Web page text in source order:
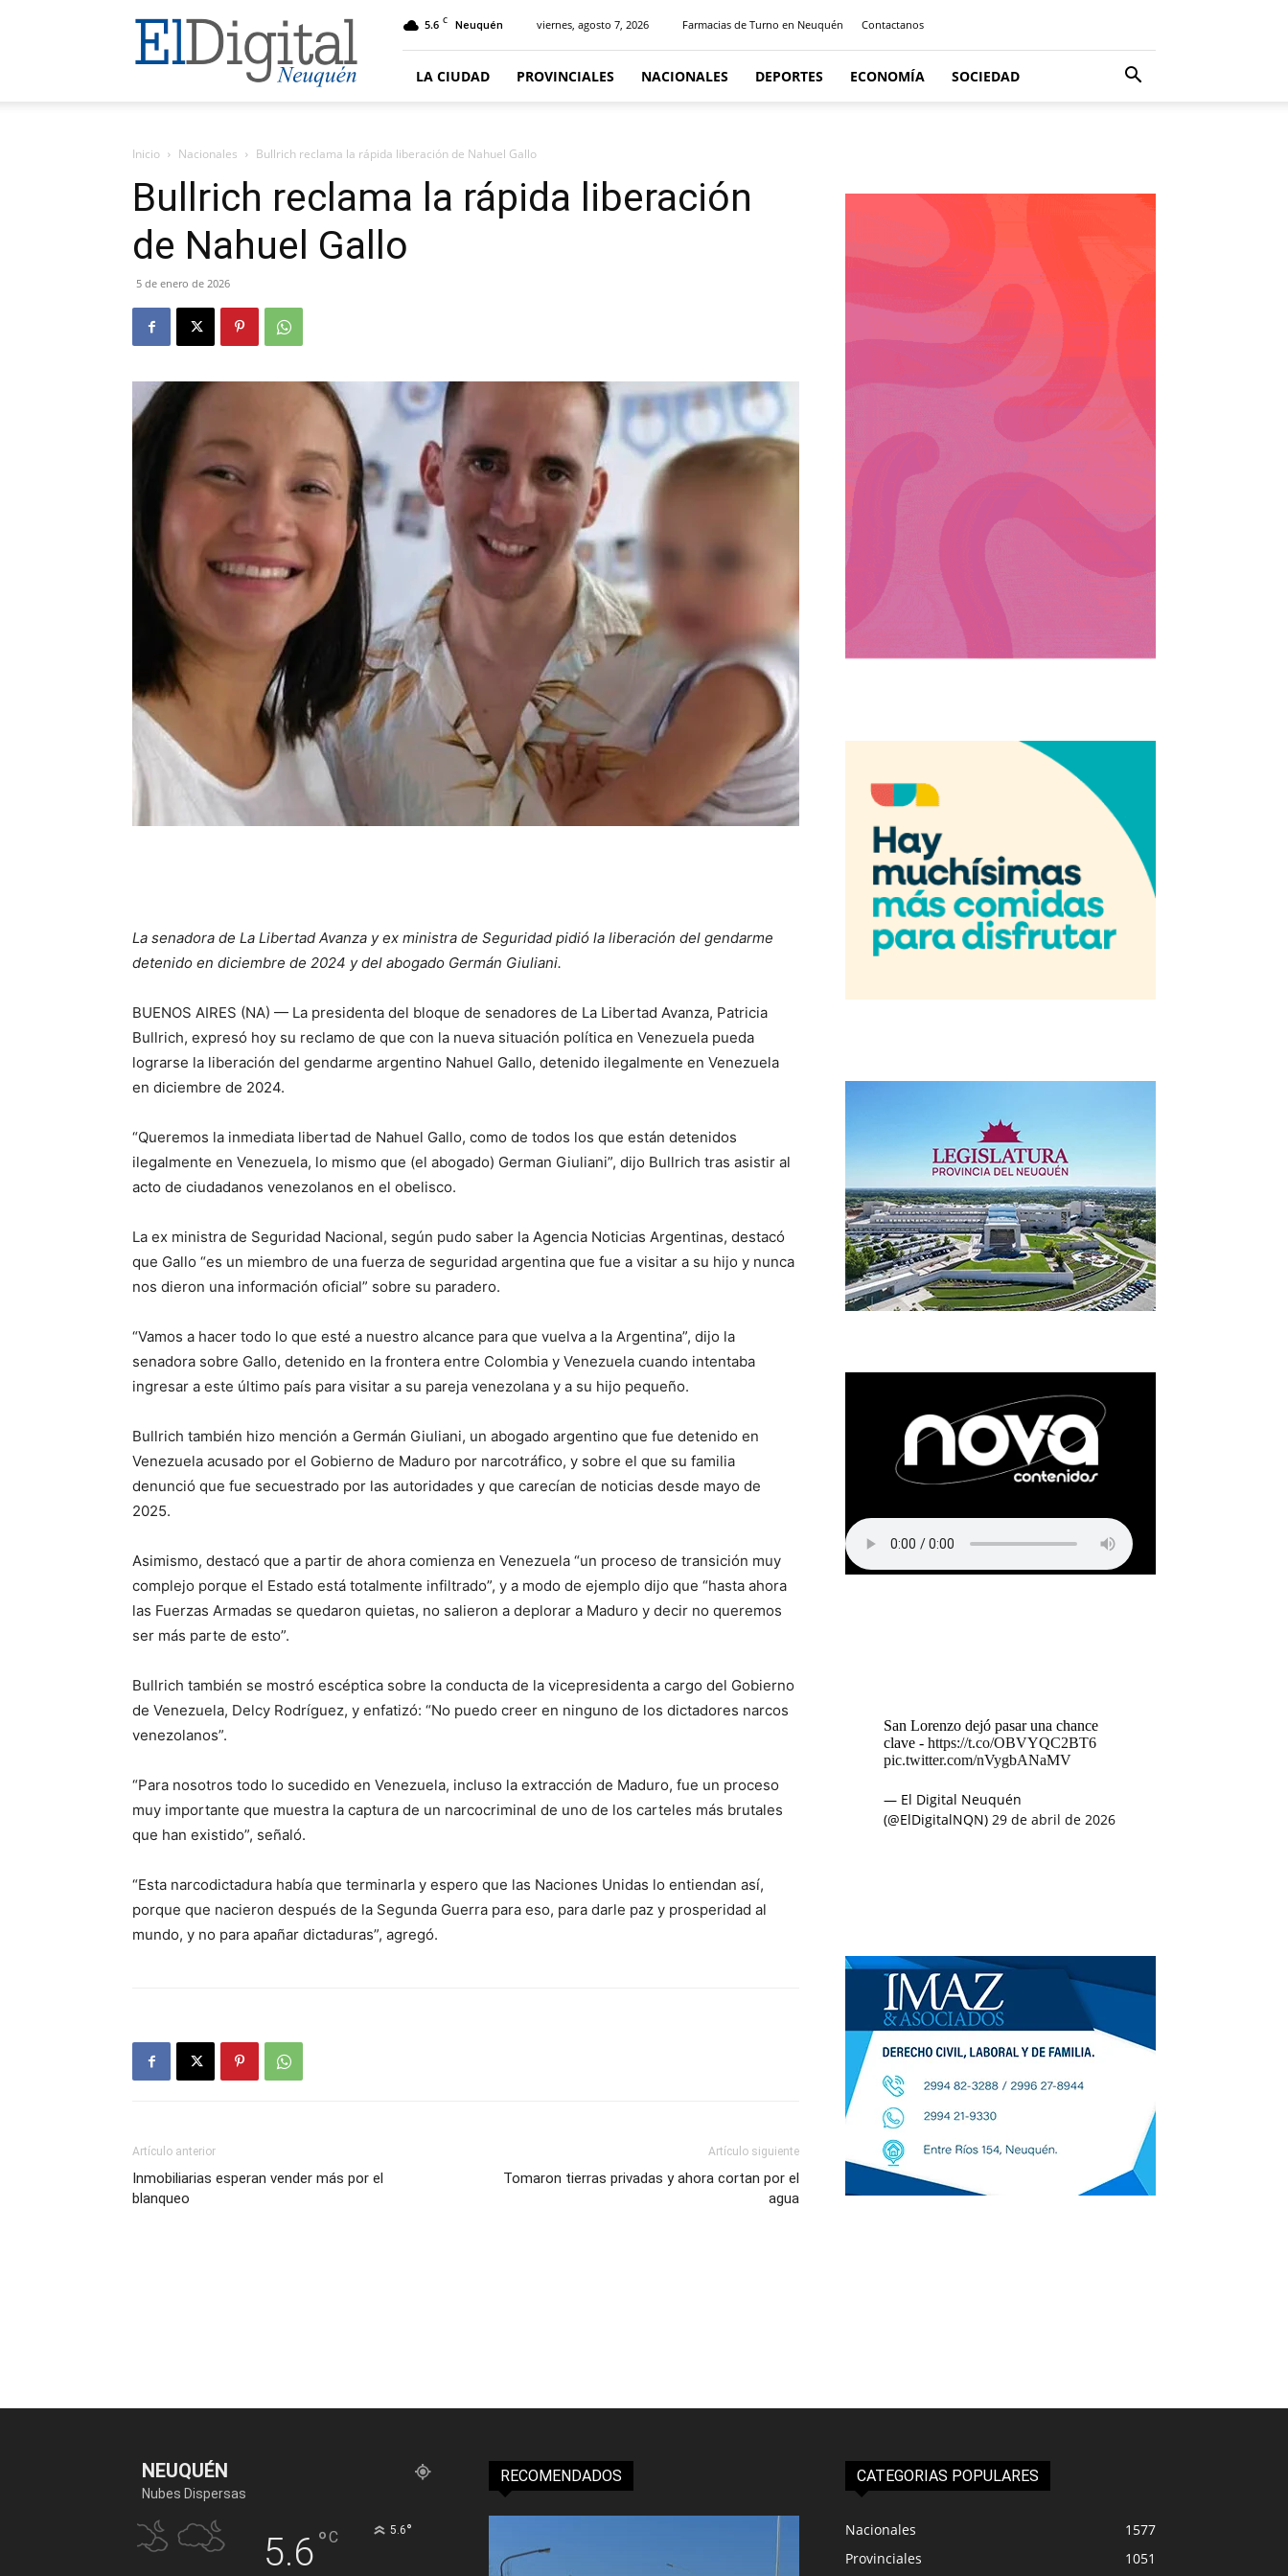
El
Digital
Neuquen
5.6 C Neuquén viernes, agosto 7, 2026 Farmacias de Turno en Neuquén Contactanos
LA CIUDAD PROVINCIALES NACIONALES DEPORTES ECONOMÍA SOCIEDAD
Inicio Nacionales Bullrich reclama la rápida liberación de Nahuel Gallo
Bullrich reclama la rápida liberación
de Nahuel Gallo
5 de enero de 2026
La senadora de La Libertad Avanza y ex ministra de Seguridad pidió la liberación del gendarme
detenido en diciembre de 2024 y del abogado Germán Giuliani.
BUENOS AIRES (NA) — La presidenta del bloque de senadores de La Libertad Avanza, Patricia
Bullrich, expresó hoy su reclamo de que con la nueva situación política en Venezuela pueda
lograrse la liberación del gendarme argentino Nahuel Gallo, detenido ilegalmente en Venezuela
en diciembre de 2024.
“Queremos la inmediata libertad de Nahuel Gallo, como de todos los que están detenidos
ilegalmente en Venezuela, lo mismo que (el abogado) German Giuliani”, dijo Bullrich tras asistir al
acto de ciudadanos venezolanos en el obelisco.
La ex ministra de Seguridad Nacional, según pudo saber la Agencia Noticias Argentinas, destacó
que Gallo “es un miembro de una fuerza de seguridad argentina que fue a visitar a su hijo y nunca
nos dieron una información oficial” sobre su paradero.
“Vamos a hacer todo lo que esté a nuestro alcance para que vuelva a la Argentina”, dijo la
senadora sobre Gallo, detenido en la frontera entre Colombia y Venezuela cuando intentaba
ingresar a este último país para visitar a su pareja venezolana y a su hijo pequeño.
Bullrich también hizo mención a Germán Giuliani, un abogado argentino que fue detenido en
Venezuela acusado por el Gobierno de Maduro por narcotráfico, y sobre el que su familia
denunció que fue secuestrado por las autoridades y que carecían de noticias desde mayo de
2025.
Asimismo, destacó que a partir de ahora comienza en Venezuela “un proceso de transición muy
complejo porque el Estado está totalmente infiltrado”, y a modo de ejemplo dijo que “hasta ahora
las Fuerzas Armadas se quedaron quietas, no salieron a deplorar a Maduro y decir no queremos
ser más parte de esto”.
Bullrich también se mostró escéptica sobre la conducta de la vicepresidenta a cargo del Gobierno
de Venezuela, Delcy Rodríguez, y enfatizó: “No puedo creer en ninguno de los dictadores narcos
venezolanos”.
“Para nosotros todo lo sucedido en Venezuela, incluso la extracción de Maduro, fue un proceso
muy importante que muestra la captura de un narcocriminal de uno de los carteles más brutales
que han existido”, señaló.
“Esta narcodictadura había que terminarla y espero que las Naciones Unidas lo entiendan así,
porque que nacieron después de la Segunda Guerra para eso, para darle paz y prosperidad al
mundo, y no para apañar dictaduras”, agregó.
Artículo anterior
Inmobiliarias esperan vender más por el
blanqueo
Artículo siguiente
Tomaron tierras privadas y ahora cortan por el
agua
San Lorenzo dejó pasar una chance
clave - https://t.co/OBVYQC2BT6
pic.twitter.com/nVygbANaMV
— El Digital Neuquén
(@ElDigitalNQN) 29 de abril de 2026
NEUQUÉN
Nubes Dispersas
5.6°C 5.6°
RECOMENDADOS CATEGORIAS POPULARES
Nacionales
1577
Provinciales
1051